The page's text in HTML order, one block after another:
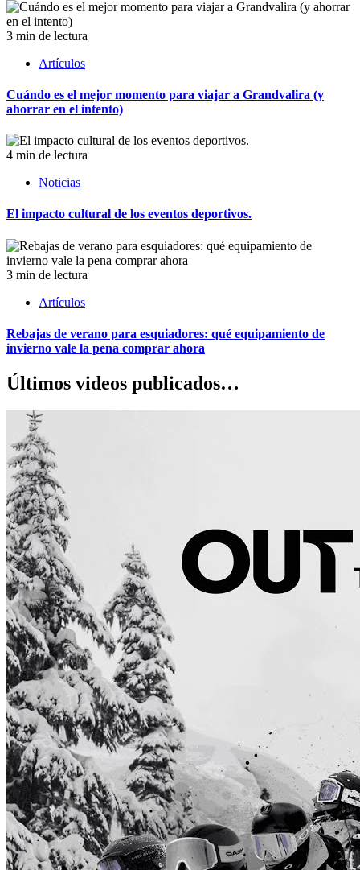
3 min de lectura
Artículos
Cuándo es el mejor momento para viajar a Grandvalira (y
ahorrar en el intento)
4 min de lectura
Noticias
El impacto cultural de los eventos deportivos.
3 min de lectura
Artículos
Rebajas de verano para esquiadores: qué equipamiento de
invierno vale la pena comprar ahora
Últimos videos publicados…